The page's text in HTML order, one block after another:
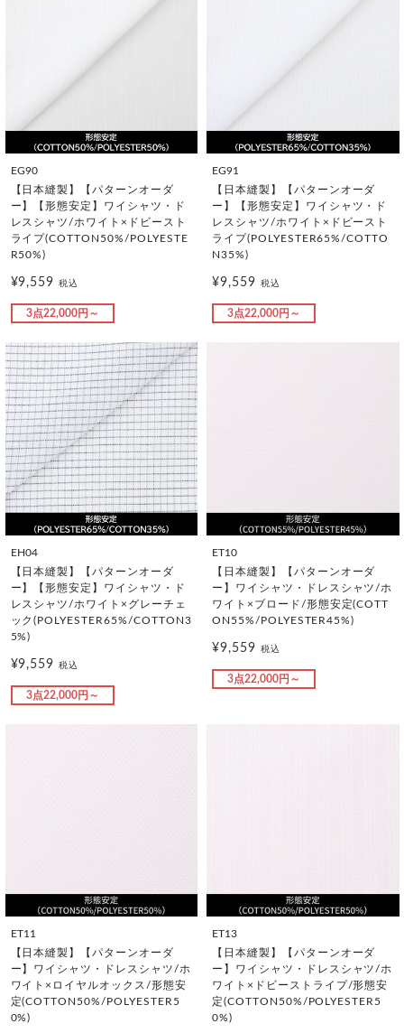
EG90
【日本縫製】【パターンオーダ
ー】【形態安定】ワイシャツ・ド
レスシャツ/ホワイト×ドビースト
ライプ(COTTON50%/POLYESTE
R50%)
¥9,559税込
3点22,000円～
EG91
【日本縫製】【パターンオーダ
ー】【形態安定】ワイシャツ・ド
レスシャツ/ホワイト×ドビースト
ライプ(POLYESTER65%/COTTO
N35%)
¥9,559 税込
3点22,000円～
EH04
【日本縫製】【パターンオーダ
ー】【形態安定】ワイシャツ・ド
レスシャツ/ホワイト×グレーチェ
ック(POLYESTER65%/COTTON3
5%)
¥9,559税込
3点22,000円～
ET10
【日本縫製】【パターンオーダ
ー】ワイシャツ・ドレスシャツ/ホ
ワイト×ブロード/形態安定(COTT
ON55%/POLYESTER45%)
¥9,559 税込
3点22,000円～
ET11
【日本縫製】【パターンオーダ
ー】ワイシャツ・ドレスシャツ/ホ
ワイト×ロイヤルオックス/形態安
定(COTTON50%/POLYESTER5
0%)
ET13
【日本縫製】【パターンオーダ
ー】ワイシャツ・ドレスシャツ/ホ
ワイト×ドビーストライプ/形態安
定(COTTON50%/POLYESTER5
0%)